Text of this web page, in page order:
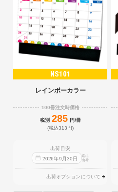
NS101
レインボーカラー
100冊注文時価格
税別 285 円/冊
(税込313円)
出荷目安
2026年9 月30 日
迄に
出荷
出荷オプションについて